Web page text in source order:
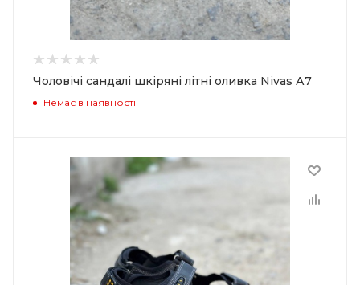
Чоловічі сандалі шкіряні літні оливка Nivas А7
Немає в наявності